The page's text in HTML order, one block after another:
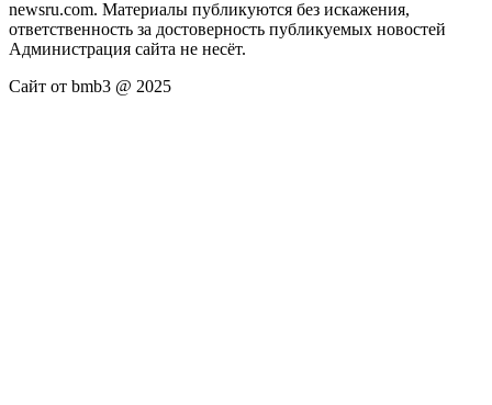
newsru.com. Материалы публикуются без искажения,
ответственность за достоверность публикуемых новостей
Администрация сайта не несёт.
Сайт от bmb3 @ 2025